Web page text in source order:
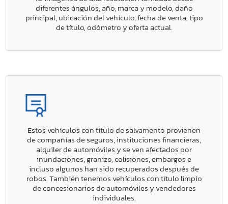
diferentes ángulos, año, marca y modelo, daño
principal, ubicación del vehículo, fecha de venta, tipo
de título, odómetro y oferta actual.
Estos vehículos con título de salvamento provienen
de compañías de seguros, instituciones financieras,
alquiler de automóviles y se ven afectados por
inundaciones, granizo, colisiones, embargos e
incluso algunos han sido recuperados después de
robos. También tenemos vehículos con título limpio
de concesionarios de automóviles y vendedores
individuales.